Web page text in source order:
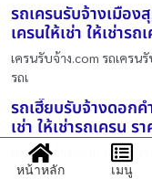
รถเครนรับจ้างเมือง
เครนให้เช่า ให้เช่าร
เครนรับจ้าง.com รถเครน
รถเ
รถเฮี๊ยบรับจ้างดอกค
เช่า ให้เช่ารถเครน ร
เครนรับจ้าง.com รถเฮี๊ยบ
หน้าหลัก เมนู